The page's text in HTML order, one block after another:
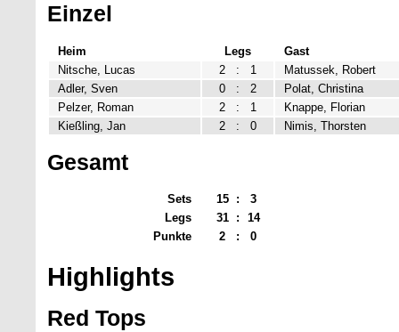
Einzel
Heim Legs
Gast
Nitsche, Lucas
2 : 1
Matussek, Robert
Adler, Sven
0 : 2
Polat, Christina
Pelzer, Roman
2 : 1
Knappe, Florian
Kießling, Jan
2 : 0 Nimis, Thorsten
Gesamt
Sets 15 :
3
Legs
31 :
14
Punkte
2 : 0
Highlights
Red Tops